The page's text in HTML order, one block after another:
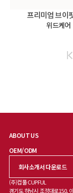
프리미엄 브이
위드케어
ABOUT US
OEM/ODM
(주)컵풀 CUPFUL
경기도 하남시 조정대로150,
회사소개서 다운로드